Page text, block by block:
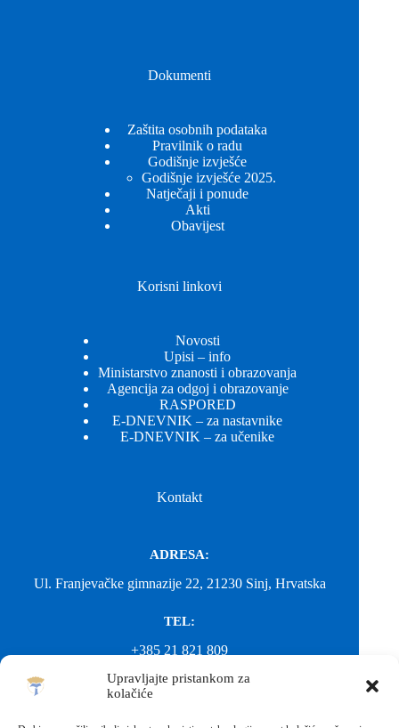
Upravljajte pristankom za
kolačiće
Dokumenti
Zaštita osobnih podataka
Pravilnik o radu
Godišnje izvješće
Godišnje izvješće 2025.
Natječaji i ponude
Akti
Obavijest
Korisni linkovi
Novosti
Upisi – info
Ministarstvo znanosti i obrazovanja
Agencija za odgoj i obrazovanje
RASPORED
E-DNEVNIK – za nastavnike
E-DNEVNIK – za učenike
Kontakt
ADRESA:
Ul. Franjevačke gimnazije 22, 21230 Sinj, Hrvatska
TEL:
+385 21 821 809
EMAIL: